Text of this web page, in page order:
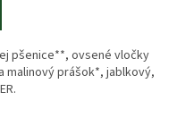
pšenice**, ovsené vločky
malinový prášok*, jablkový,